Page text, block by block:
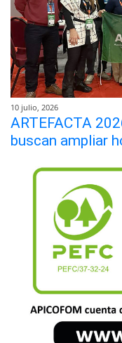
10 julio, 2026
ARTEFACTA
buscan ampliar